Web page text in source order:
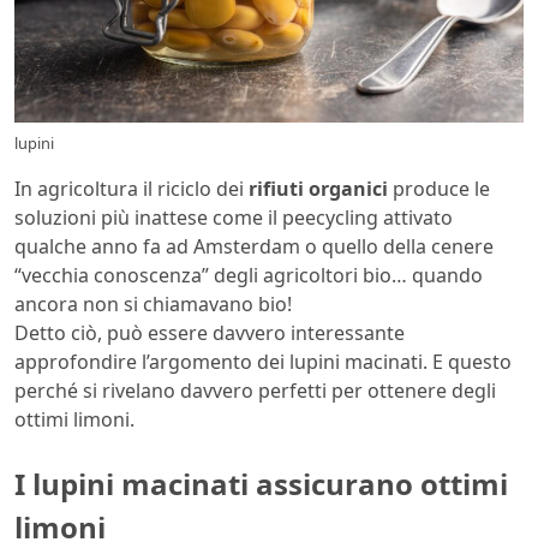
lupini
In agricoltura il riciclo dei rifiuti organici produce le
soluzioni più inattese come il peecycling attivato
qualche anno fa ad Amsterdam o quello della cenere
“vecchia conoscenza” degli agricoltori bio… quando
ancora non si chiamavano bio!
Detto ciò, può essere davvero interessante
approfondire l’argomento dei lupini macinati. E questo
perché si rivelano davvero perfetti per ottenere degli
ottimi limoni.
I lupini macinati assicurano ottimi
limoni